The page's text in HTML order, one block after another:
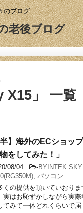
のブログ
老後ブログ
X15」 一覧
半】海外のECショッ
をしてみた！」
08/04 -BYINTEK
, パソコン
くの提供を頂いていおり
実はお恥ずかしながら実
てみて一体どれくらいで